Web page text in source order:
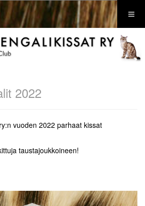
2022
vuoden 2022 parhaat kissat
taustajoukkoineen!